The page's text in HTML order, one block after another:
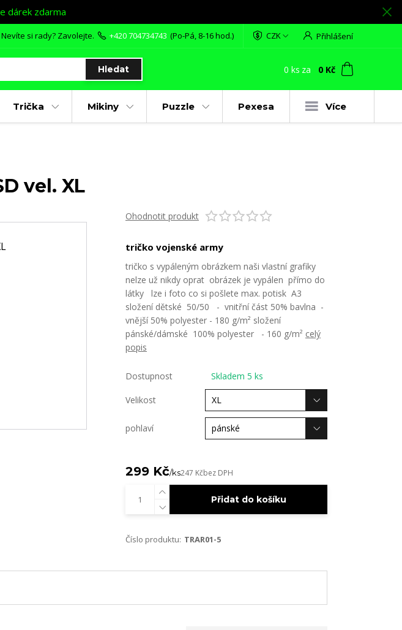
dárek zdarma
CZK Přihlášení
Hledat
Nevíte si rady? Zavolejte. +420 704734743 (Po-Pá, 8-16 hod.)
0 ks za 0 Kč
Trička Mikiny Puzzle Pexesa Více
vel. XL
Ohodnotit produkt
tričko vojenské army
tričko s vypáleným obrázkem naši vlastní grafiky
nelze už nikdy oprat obrázek je vypálen přímo do
látky lze i foto co si pošlete max. potisk A3
složení dětské 50/50 - vnitřní část 50% bavlna -
vnější 50% polyester - 180 g/m² složení
pánské/dámské 100% polyester - 160 g/m² celý
popis
Dostupnost Skladem 5 ks
Velikost
pohlaví
299 Kč/ks247 Kčbez DPH
Přidat do košíku
Číslo produktu: TRAR01-5